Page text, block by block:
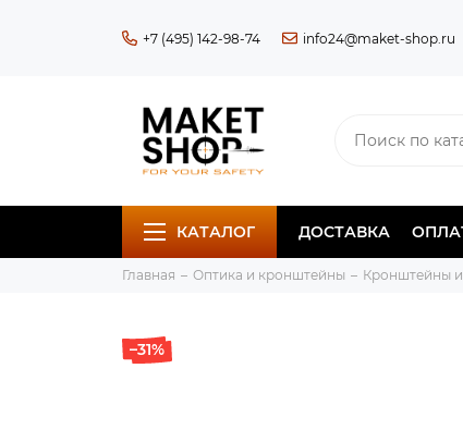
+7 (495) 142-98-74 info24@maket-shop.ru
КАТАЛОГ ДОСТАВКА
Главная Оптика и кронштейны Кронштейны
–31%